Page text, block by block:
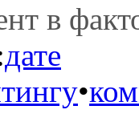
в
дате
•